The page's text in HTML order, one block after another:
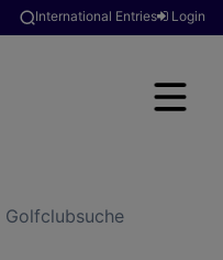
International Entries Login
Golfclubsuche